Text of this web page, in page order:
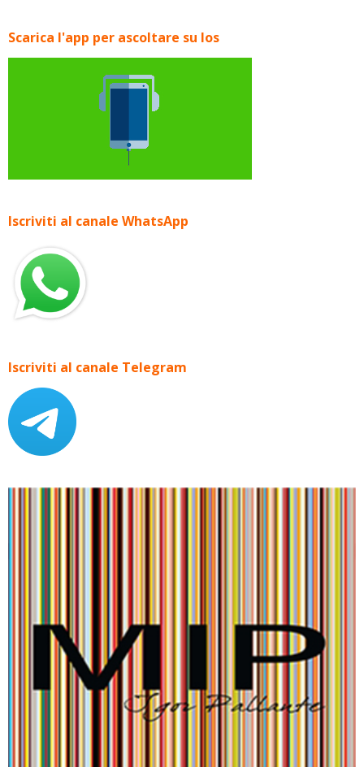
Scarica l'app per ascoltare su Ios
Iscriviti al canale WhatsApp
Iscriviti al canale Telegram